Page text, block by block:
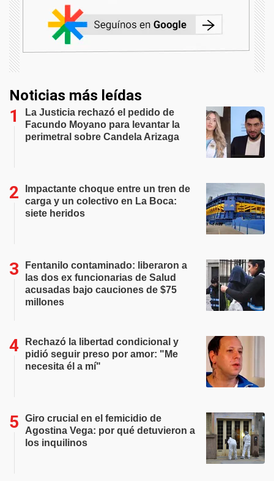
Noticias más leídas
La Justicia rechazó el pedido de
Facundo Moyano para levantar la
perimetral sobre Candela Arizaga
Impactante choque entre un tren de
carga y un colectivo en La Boca:
siete heridos
Fentanilo contaminado: liberaron a
las dos ex funcionarias de Salud
acusadas bajo cauciones de $75
millones
Rechazó la libertad condicional y
pidió seguir preso por amor: "Me
necesita él a mí"
Giro crucial en el femicidio de
Agostina Vega: por qué detuvieron a
los inquilinos